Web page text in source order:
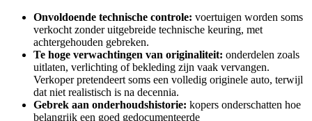
Onvoldoende technische controle: voertuigen worden soms
verkocht zonder uitgebreide technische keuring, met
achtergehouden gebreken.
Te hoge verwachtingen van originaliteit: onderdelen zoals
uitlaten, verlichting of bekleding zijn vaak vervangen.
Verkoper pretendeert soms een volledig originele auto, terwijl
dat niet realistisch is na decennia.
Gebrek aan onderhoudshistorie: kopers onderschatten hoe
belangrijk een goed gedocumenteerde